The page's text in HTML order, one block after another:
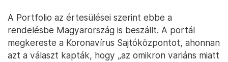
A Portfolio az értesülései szerint ebbe a
rendelésbe Magyarország is beszállt. A portál
megkereste a Koronavírus Sajtóközpontot, ahonnan
azt a választ kapták, hogy „az omikron variáns miatt